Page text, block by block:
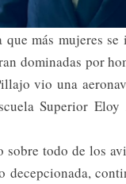
más mujeres
dominadas por
vio una
Superior
sobre todo de los